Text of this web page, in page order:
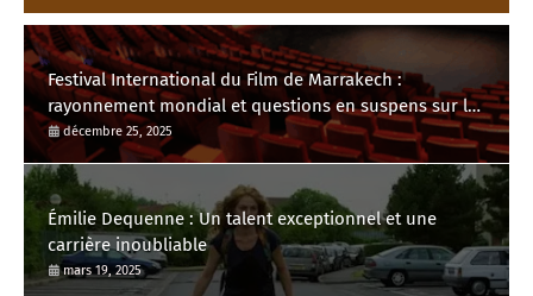
Festival International du Film de Marrakech :
rayonnement mondial et questions en suspens sur la
place du cinéma marocain
décembre 25, 2025
Émilie Dequenne : Un talent exceptionnel et une
carrière inoubliable
mars 19, 2025